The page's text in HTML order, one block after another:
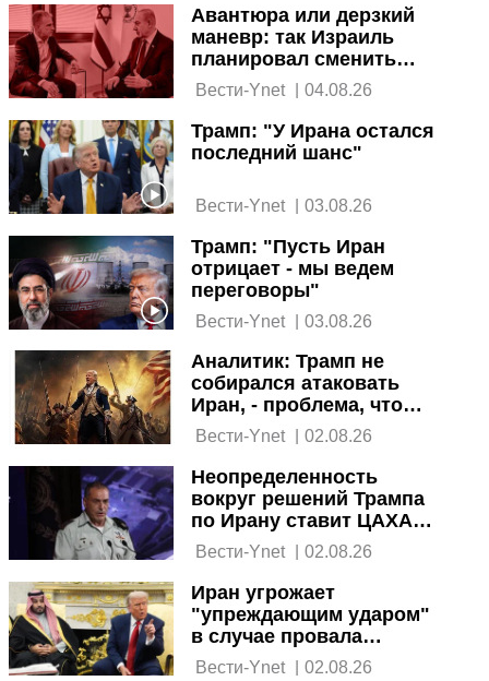
Авантюра или дерзкий
маневр: так Израиль
планировал сменить
режим в Иране
Вести-Ynet 04.08.26
Трамп: "У Ирана остался
последний шанс"
Вести-Ynet | 03.08.26
Трамп: "Пусть Иран
отрицает - мы ведем
переговоры"
Вести-Ynet | 03.08.26
Аналитик: Трамп не
собирался атаковать
Иран, - проблема, что
Израиль оказался в
зависимости от США
Вести-Ynet 02.08.26
Неопределенность
вокруг решений Трампа
по Ирану ставит ЦАХАЛ в
затруднительное
положение
Вести-Ynet | 02.08.26
Иран угрожает
"упреждающим ударом"
в случае провала
переговоров с США
Вести-Ynet | 02.08.26